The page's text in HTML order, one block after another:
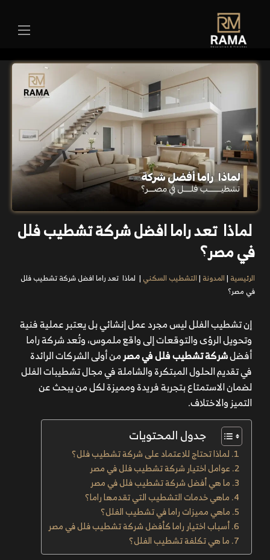
لماذا تعد راما افضل شركة تشطيب فلل
في مصر؟
الرئيسية |المدونة |التشطيب السكني | لماذا تعد راما افضل شركة تشطيب فلل
في مصر؟
إن تشطيب الفلل ليس مجرد عمل إنشائي بل يعتبر عملية فنية
وتحويل الرؤى والتوقعات إلى واقع ملموس، وتُعد شركة راما
أفضلشركة تشطيب فلل في مصرمن أولى الشركات الرائدة
في تقديم الحلول المبتكرة والشاملة في مجال تشطيبات الفلل
لضمان الاستمتاع بتجربة فريدة ومميزة لكل من يبحث عن
التميز والاختلاف.
جدول المحتويات
لماذا تحتاج للاعتماد على شركة تشطيب فلل؟
عوامل اختيار شركة تشطيب فلل في مصر
ما هي أفضل شركة تشطيب فلل في مصر
ماهي خدمات التشطيب التي تقدمها راما؟
ماهي مميزات راما في تشطيب الفلل؟
أسباب اختيار راما كأفضل شركة تشطيب فلل في مصر
ما هي تكلفة تشطيب الفلل؟